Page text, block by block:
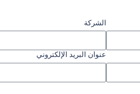
الشركة
عنوان البريد الإلكتروني